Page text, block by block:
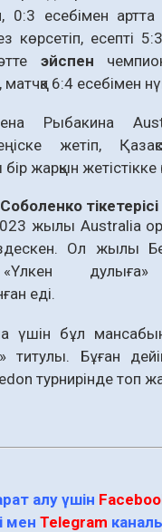
0:3 есебімен артта
көрсетіп, есепті
эйспен
6:4 есебімен
Рыбакина
жетіп,
жарқын жетістікке
тікетерісі
жылы Australia
Ол жылы
дулыға»
еді.
үшін бұл
титулы. Бұған дейін
турнирінде топ
алу үшін
мен Telegram